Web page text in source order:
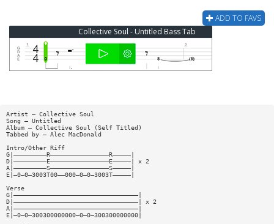
ADD TO FAVS
Collective Soul - Untitled Bass Tab
Artist — Collective Soul
Song — Untitled
Album — Collective Soul (Self Titled)
Tabbed by — Alec MacDonald
Intro/Other Riff
G|—————————R————————————————R—————|
D|—————————E————————————————E—————| x 2
A|—————————S————————————————S—————|
E|—0—0—3003T00——000—0—0—3003T—————|
Verse
G|——————————————————————————————————|
D|——————————————————————————————————| x 2
A|——————————————————————————————————|
E|—0—0—300300000000—0—0—300300000000|